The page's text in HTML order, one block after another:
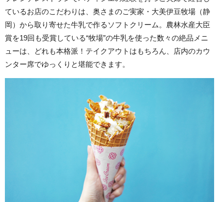
ているお店のこだわりは、奥さまのご実家・大美伊豆牧場（静
岡）から取り寄せた牛乳で作るソフトクリーム。農林水産大臣
賞を19回も受賞している“牧場”の牛乳を使った数々の絶品メニ
ューは、どれも本格派！テイクアウトはもちろん、店内のカウ
ンター席でゆっくりと堪能できます。